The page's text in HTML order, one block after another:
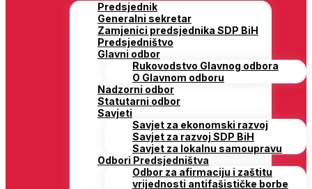
Predsjednik
Generalni sekretar
Zamjenici predsjednika SDP BiH
Predsjedništvo
Glavni odbor
Rukovodstvo Glavnog odbora
O Glavnom odboru
Nadzorni odbor
Statutarni odbor
Savjeti
Savjet za ekonomski razvoj
Savjet za razvoj SDP BiH
Savjet za lokalnu samoupravu
Odbori Predsjedništva
Odbor za afirmaciju i zaštitu
vrijednosti antifašističke borbe